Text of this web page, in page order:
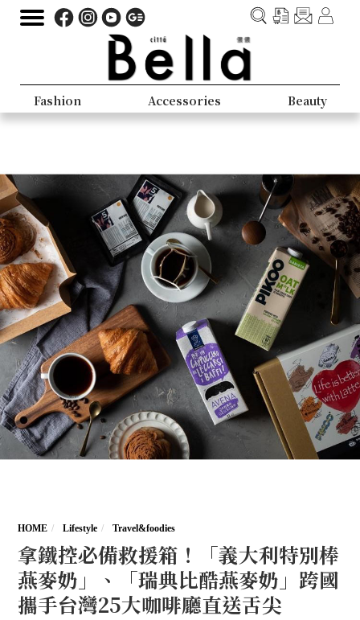
Fashion Accessories Beauty
HOME Lifestyle Travel&foodies
拿鐵控必備救援箱！「義大利特別棒
燕麥奶」、「瑞典比酷燕麥奶」跨國
攜手台灣25大咖啡廳直送舌尖